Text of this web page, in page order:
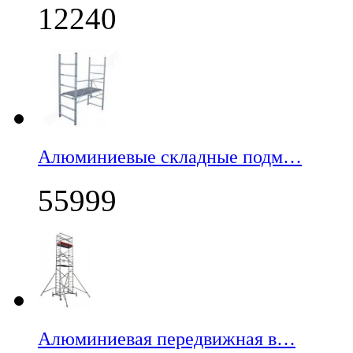
12240
Алюминиевые складные подм…
55999
Алюминиевая передвижная в…